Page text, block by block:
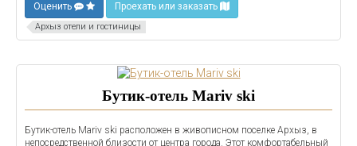
Оценить Проехать или заказать
Архыз отели и гостиницы
Бутик-отель Mariv ski
Бутик-отель Mariv ski расположен в живописном поселке Архыз, в
непосредственной близости от центра города. Этот комфортабельный